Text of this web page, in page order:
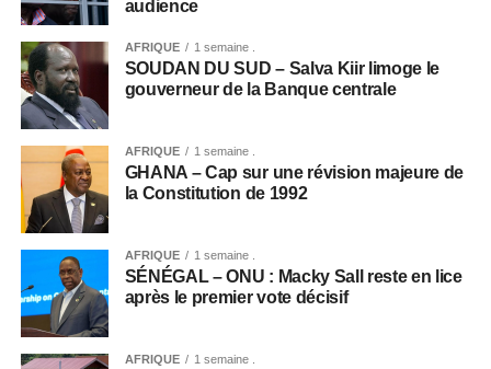
audience
AFRIQUE 1 semaine .
SOUDAN DU SUD – Salva Kiir limoge le
gouverneur de la Banque centrale
AFRIQUE 1 semaine .
GHANA – Cap sur une révision majeure de
la Constitution de 1992
AFRIQUE 1 semaine .
SÉNÉGAL – ONU : Macky Sall reste en lice
après le premier vote décisif
AFRIQUE 1 semaine .